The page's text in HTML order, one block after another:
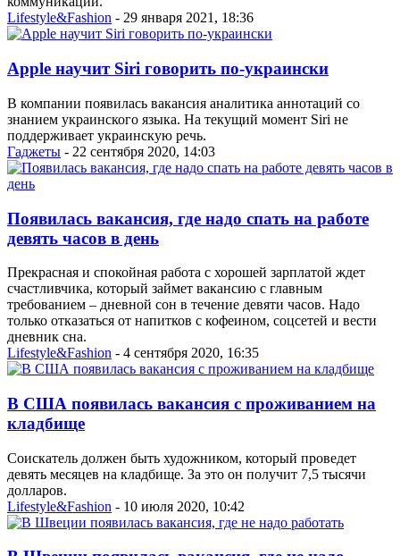
Lifestyle&Fashion - 29 января 2021, 18:36
Apple научит Siri говорить по-украински
В компании появилась вакансия аналитика аннотаций со
знанием украинского языка. На текущий момент Siri не
поддерживает украинскую речь.
Гаджеты - 22 сентября 2020, 14:03
Появилась вакансия, где надо спать на работе
девять часов в день
Прекрасная и спокойная работа с хорошей зарплатой ждет
счастливчика, который займет вакансию с главным
требованием – дневной сон в течение девяти часов. Надо
только отказаться от напитков с кофеином, соцсетей и вести
дневник сна.
Lifestyle&Fashion - 4 сентября 2020, 16:35
В США появилась вакансия с проживанием на
кладбище
Соискатель должен быть художником, который проведет
девять месяцев на кладбище. За это он получит 7,5 тысячи
долларов.
Lifestyle&Fashion - 10 июля 2020, 10:42